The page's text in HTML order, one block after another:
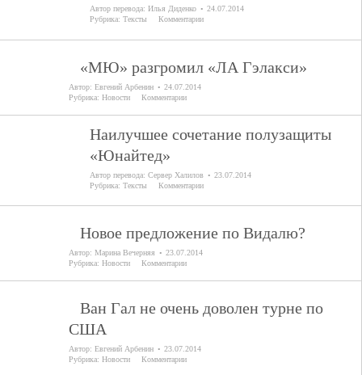
Автор перевода:Илья Диденко
24.07.2014
Рубрика:Тексты Комментарии
«МЮ» разгромил «ЛА Гэлакси»
Автор: Евгений Арбенин
24.07.2014
Рубрика: Новости Комментарии
Наилучшее сочетание полузащиты
«Юнайтед»
Автор перевода:Сервер Халилов
23.07.2014
Рубрика:Тексты Комментарии
Новое предложение по Видалю?
Автор: Марина Вечерняя
23.07.2014
Рубрика: Новости Комментарии
Ван Гал не очень доволен турне по
США
Автор: Евгений Арбенин
23.07.2014
Рубрика: Новости Комментарии